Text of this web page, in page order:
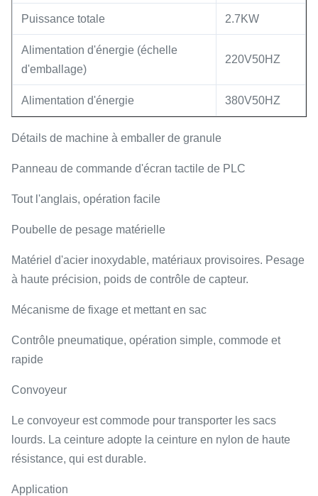
Puissance totale 2.7KW
Alimentation d'énergie (échelle
d'emballage)
220V50HZ
Alimentation d'énergie 380V50HZ
Détails de machine à emballer de granule
Panneau de commande d'écran tactile de PLC
Tout l'anglais, opération facile
Poubelle de pesage matérielle
Matériel d'acier inoxydable, matériaux provisoires. Pesage
à haute précision, poids de contrôle de capteur.
Mécanisme de fixage et mettant en sac
Contrôle pneumatique, opération simple, commode et
rapide
Convoyeur
Le convoyeur est commode pour transporter les sacs
lourds. La ceinture adopte la ceinture en nylon de haute
résistance, qui est durable.
Application